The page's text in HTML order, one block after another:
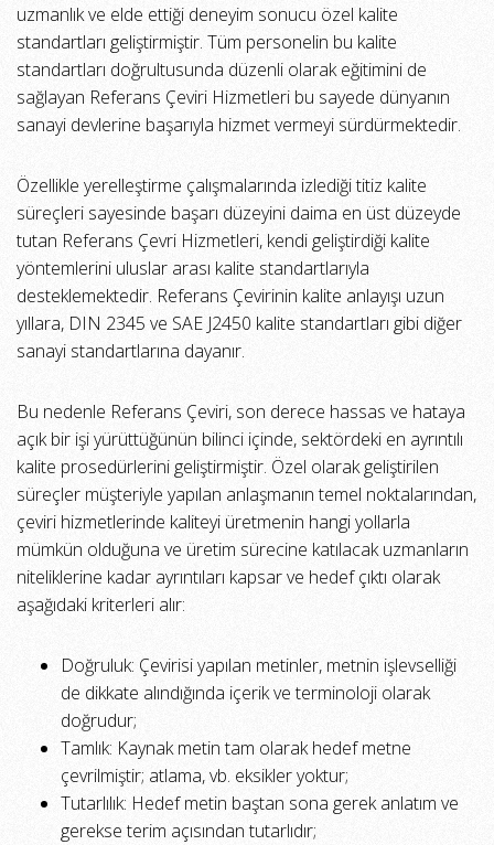
uzmanlık ve elde ettiği deneyim sonucu özel kalite
standartları geliştirmiştir. Tüm personelin bu kalite
standartları doğrultusunda düzenli olarak eğitimini de
sağlayan Referans Çeviri Hizmetleri bu sayede dünyanın
sanayi devlerine başarıyla hizmet vermeyi sürdürmektedir.
Özellikle yerelleştirme çalışmalarında izlediği titiz kalite
süreçleri sayesinde başarı düzeyini daima en üst düzeyde
tutan Referans Çevri Hizmetleri, kendi geliştirdiği kalite
yöntemlerini uluslar arası kalite standartlarıyla
desteklemektedir. Referans Çevirinin kalite anlayışı uzun
yıllara, DIN 2345 ve SAE J2450 kalite standartları gibi diğer
sanayi standartlarına dayanır.
Bu nedenle Referans Çeviri, son derece hassas ve hataya
açık bir işi yürüttüğünün bilinci içinde, sektördeki en ayrıntılı
kalite prosedürlerini geliştirmiştir. Özel olarak geliştirilen
süreçler müşteriyle yapılan anlaşmanın temel noktalarından,
çeviri hizmetlerinde kaliteyi üretmenin hangi yollarla
mümkün olduğuna ve üretim sürecine katılacak uzmanların
niteliklerine kadar ayrıntıları kapsar ve hedef çıktı olarak
aşağıdaki kriterleri alır:
Doğruluk: Çevirisi yapılan metinler, metnin işlevselliği
de dikkate alındığında içerik ve terminoloji olarak
doğrudur;
Tamlık: Kaynak metin tam olarak hedef metne
çevrilmiştir; atlama, vb. eksikler yoktur;
Tutarlılık: Hedef metin baştan sona gerek anlatım ve
gerekse terim açısından tutarlıdır;